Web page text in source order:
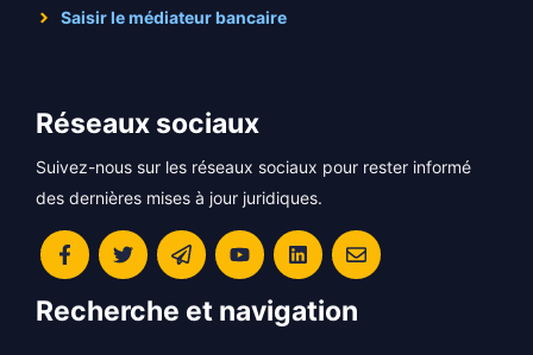
Saisir le médiateur bancaire
Réseaux sociaux
Suivez-nous sur les réseaux sociaux pour rester informé
des dernières mises à jour juridiques.
Recherche et navigation